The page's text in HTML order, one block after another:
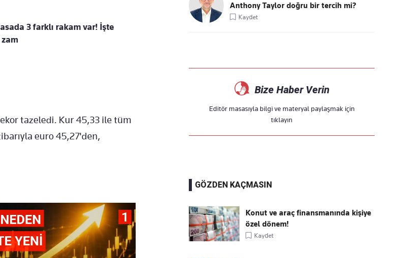
3 farklı rakam var! İşte
tazeledi. Kur 45,33 ile tüm
euro 45,27'den,
Anthony Taylor doğru bir tercih mi?
Kaydet
Bize Haber Verin
Editör masasıyla bilgi ve materyal paylaşmak için
tıklayın
GÖZDEN KAÇMASIN
Konut ve araç finansmanında kişiye
özel dönem!
Kaydet